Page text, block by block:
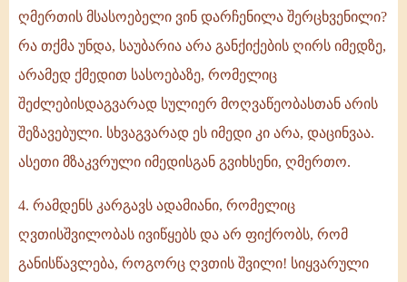
ღმერთის მსასოებელი ვინ დარჩენილა შერცხვენილი?
რა თქმა უნდა, საუბარია არა განქიქების ღირს იმედზე,
არამედ ქმედით სასოებაზე, რომელიც
შეძლებისდაგვარად სულიერ მოღვაწეობასთან არის
შეზავებული. სხვაგვარად ეს იმედი კი არა, დაცინვაა.
ასეთი მზაკვრული იმედისგან გვიხსენი, ღმერთო.
4. რამდენს კარგავს ადამიანი, რომელიც
ღვთისშვილობას ივიწყებს და არ ფიქრობს, რომ
განისწავლება, როგორც ღვთის შვილი! სიყვარული